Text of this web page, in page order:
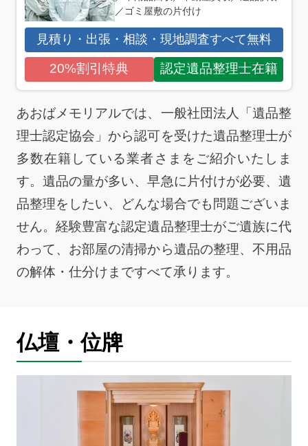
／ゴミ屋敷の片付け
見積り・出張・相談・現地調査すべて無料
20%割引特典 認定遺品整理士在籍
あおばメモリアルでは、一般社団法人「遺品整
理士認定協会」から認可を受けた遺品整理士が
多数在籍している業者さまをご紹介いたしま
す。遺品の量が多い、早急に片付けが必要、遺
品整理をしたい、どんな場合でも問題ございま
せん。経験豊富な認定遺品整理士がご遺族に代
わって、お部屋の清掃から遺品の整理、不用品
の解体・仕分けまですべて承ります。
仏壇・位牌